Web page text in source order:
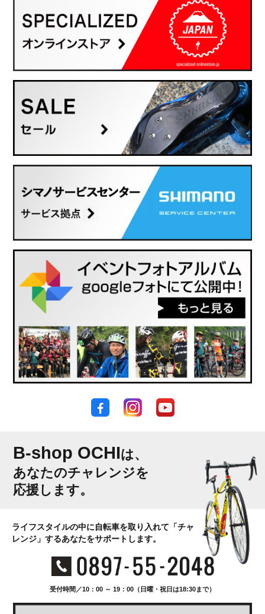
B-shop OCHIは、
あなたのチャレンジを
応援します。
ライフスタイルの中に自転車を取り入れて「チャ
レンジ」するあなたをサポートします。
受付時間／10：00 ～ 19：00（日曜・祝日は18:30まで）